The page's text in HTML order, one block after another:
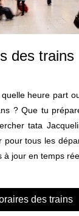
des trains
heure part
? Que tu
tata
pour tous les
à jour en temps
des trains